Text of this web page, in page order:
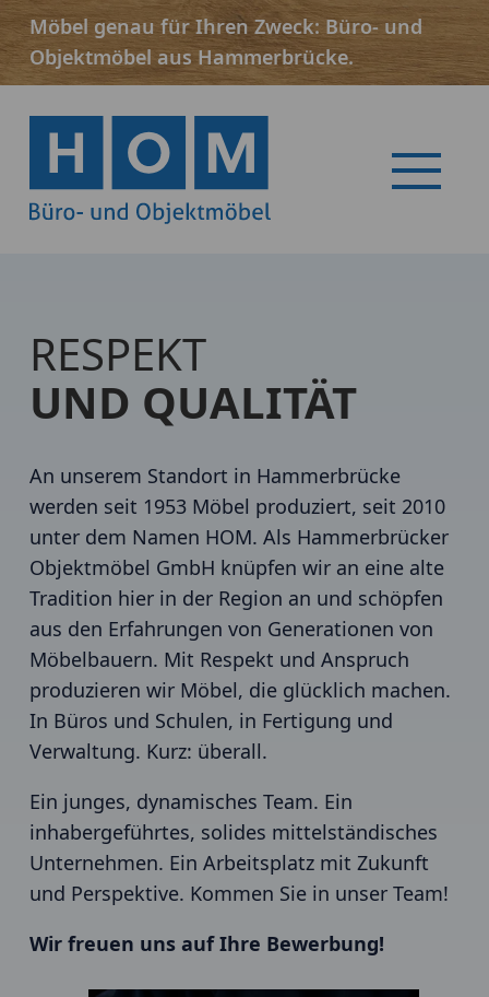
Möbel genau für Ihren Zweck: Büro- und
Objektmöbel aus Hammerbrücke.
Menü
RESPEKT
UND QUALITÄT
An unserem Standort in Hammerbrücke
werden seit 1953 Möbel produziert, seit 2010
unter dem Namen HOM. Als Hammerbrücker
Objektmöbel GmbH knüpfen wir an eine alte
Tradition hier in der Region an und schöpfen
aus den Erfahrungen von Generationen von
Möbelbauern. Mit Respekt und Anspruch
produzieren wir Möbel, die glücklich machen.
In Büros und Schulen, in Fertigung und
Verwaltung. Kurz: überall.
Ein junges, dynamisches Team. Ein
inhabergeführtes, solides mittelständisches
Unternehmen. Ein Arbeitsplatz mit Zukunft
und Perspektive. Kommen Sie in unser Team!
Wir freuen uns auf Ihre Bewerbung!